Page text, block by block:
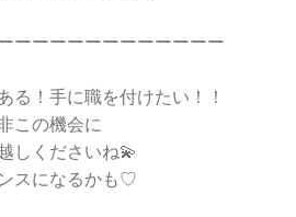
ーーーーーーーーーーーー
る！手に職を付けたい！！
この機会に
しくださいね💫
スになるかも♡